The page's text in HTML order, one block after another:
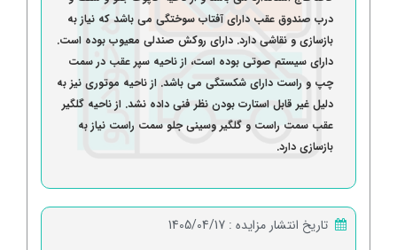
درب صندوق عقب دارای آفتاب سوختگی می باشد که نیاز به
بازسازی و نقاشی دارد. دارای روکش صندلی معیوب بوده است.
دارای سیستم صوتی بوده است، از ناحیه سپر عقب در سمت
چپ و راست دارای شکستگی می باشد. از ناحیه موتوری نیز به
دلیل غیر قابل استارت بودن نظر فنی داده نشد. از ناحیه گلگیر
عقب سمت راست و گلگیر وسینی جلو سمت راست نیاز به
بازسازی دارد.
تاریخ انتشار مزایده : 1405/04/17